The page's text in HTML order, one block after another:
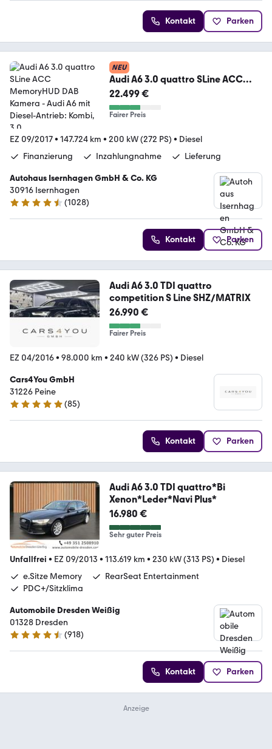
Kontakt Parken
NEU
Audi A6 3.0 quattro SLine ACC
MemoryHUD DAB Kamera
22.499 €
Fairer Preis
EZ 09/2017• 147.724 km • 200 kW (272 PS) • Diesel
Finanzierung
Inzahlungnahme Lieferung
Autohaus Isernhagen GmbH & Co. KG
30916 Isernhagen
4.5 Sterne
(1028)
Kontakt Parken
Audi A6 3.0 TDI quattro
competition S Line SHZ/MATRIX
26.990 €
Fairer Preis
EZ 04/2016• 98.000 km • 240 kW (326 PS) • Diesel
Cars4You GmbH
31226 Peine
4.9 Sterne
(85)
Kontakt Parken
Audi A6 3.0 TDI quattro*Bi
Xenon*Leder*Navi Plus*
16.980 €
Sehr guter Preis
Unfallfrei • EZ 09/2013 • 113.619 km • 230 kW (313 PS) • Diesel
e.Sitze Memory
RearSeat Entertainment
PDC+/Sitzklima
Automobile Dresden Weißig
01328 Dresden
4.4 Sterne
(918)
Kontakt Parken